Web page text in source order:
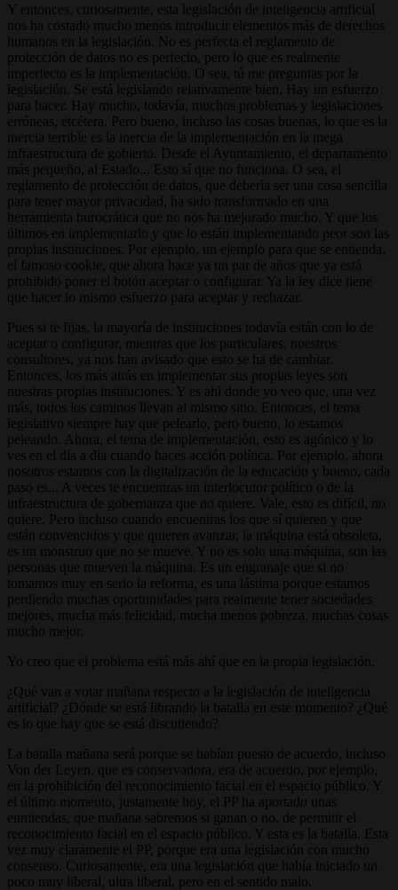
Y entonces, curiosamente, esta legislación de inteligencia artificial
nos ha costado mucho menos introducir elementos más de derechos
humanos en la legislación. No es perfecta el reglamento de
protección de datos no es perfecto, pero lo que es realmente
imperfecto es la implementación. O sea, tú me preguntas por la
legislación. Se está legislando relativamente bien. Hay un esfuerzo
para hacer. Hay mucho, todavía, muchos problemas y legislaciones
erróneas, etcétera. Pero bueno, incluso las cosas buenas, lo que es la
inercia terrible es la inercia de la implementación en la mega
infraestructura de gobierto. Desde el Ayuntamiento, el departamento
más pequeño, al Estado... Esto sí que no funciona. O sea, el
reglamento de protección de datos, que debería ser una cosa sencilla
para tener mayor privacidad, ha sido transformado en una
herramienta burocrática que no nos ha mejorado mucho. Y que los
últimos en implementarlo y que lo están implementando peor son las
propias instituciones. Por ejemplo, un ejemplo para que se entienda,
el famoso cookie, que ahora hace ya un par de años que ya está
prohibido poner el botón aceptar o configurar. Ya la ley dice tiene
que hacer lo mismo esfuerzo para aceptar y rechazar.
Pues si te fijas, la mayoría de instituciones todavía están con lo de
aceptar o configurar, mientras que los particulares, nuestros
consultores, ya nos han avisado que esto se ha de cambiar.
Entonces, los más atrás en implementar sus propias leyes son
nuestras propias instituciones. Y es ahí donde yo veo que, una vez
más, todos los caminos llevan al mismo sitio. Entonces, el tema
legislativo siempre hay que pelearlo, pero bueno, lo estamos
peleando. Ahora, el tema de implementación, esto es agónico y lo
ves en el día a día cuando haces acción política. Por ejemplo, ahora
nosotros estamos con la digitalización de la educación y bueno, cada
paso es... A veces te encuentras un interlocutor político o de la
infraestructura de gobernanza que no quiere. Vale, esto es difícil, no
quiere. Pero incluso cuando encuentras los que sí quieren y que
están convencidos y que quieren avanzar, la máquina está obsoleta,
es un monstruo que no se mueve. Y no es solo una máquina, son las
personas que mueven la máquina. Es un engranaje que si no
tomamos muy en serio la reforma, es una lástima porque estamos
perdiendo muchas oportunidades para realmente tener sociedades
mejores, mucha más felicidad, mucha menos pobreza, muchas cosas
mucho mejor.
Yo creo que el problema está más ahí que en la propia legislación.
¿Qué van a votar mañana respecto a la legislación de inteligencia
artificial? ¿Dónde se está librando la batalla en este momento? ¿Qué
es lo que hay que se está discutiendo?
La batalla mañana será porque se habían puesto de acuerdo, incluso
Von der Leyen, que es conservadora, era de acuerdo, por ejemplo,
en la prohibición del reconocimiento facial en el espacio público. Y
el último momento, justamente hoy, el PP ha aportado unas
enmiendas, que mañana sabremos si ganan o no, de permitir el
reconocimiento facial en el espacio público. Y esta es la batalla. Esta
vez muy claramente el PP, porque era una legislación con mucho
consenso. Curiosamente, era una legislación que había iniciado un
poco muy liberal, ultra liberal, pero en el sentido malo.